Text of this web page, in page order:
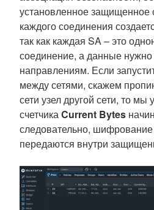
установленное защищенное
каждого соединения
так как каждая SA – это
соединение, а данные
направлениям. Если
между сетями, скажем
сети узел другой сети, то
счетчикаCurrent Bytes
следовательно,
передаются внутри